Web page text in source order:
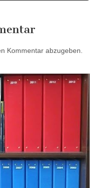
Kommentar abzugeben.